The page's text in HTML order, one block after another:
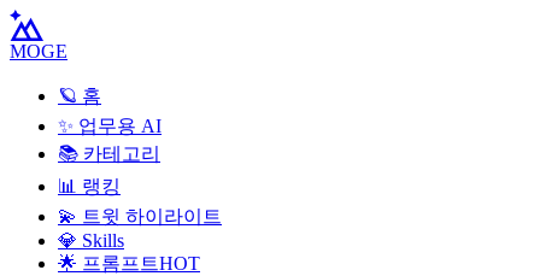
MOGE
🪐 홈
✨ 업무용 AI
📚 카테고리
📊 랭킹
💫 트윗 하이라이트
💎 Skills
🌟 프롬프트HOT